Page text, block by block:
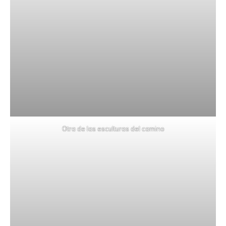
Otra de las esculturas del camino